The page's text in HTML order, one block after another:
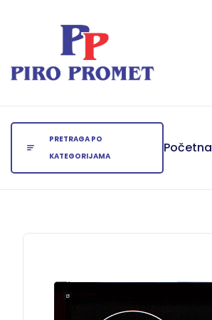
PRETRAGA PO
KATEGORIJAMA
Početna